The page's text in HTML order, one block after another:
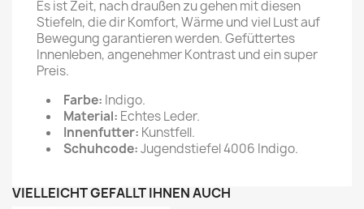
Es ist Zeit, nach draußen zu gehen mit diesen
Stiefeln, die dir Komfort, Wärme und viel Lust auf
Bewegung garantieren werden. Gefüttertes
Innenleben, angenehmer Kontrast und ein super
Preis.
Farbe: Indigo.
Material: Echtes Leder.
Innenfutter: Kunstfell.
Schuhcode:Jugendstiefel 4006 Indigo.
VIELLEICHT GEFÄLLT IHNEN AUCH